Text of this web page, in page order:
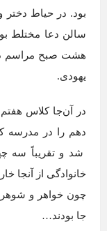
بود. در حیاط دختر
سالن دعا مختلط
هشت صبح مراسم
یهودی.
در آن‌جا کلاس
دهم را در مدرسه
شد و تقریباً سه
خانوادگی از آنجا
چون خواهر و شوهر
جا بودند…